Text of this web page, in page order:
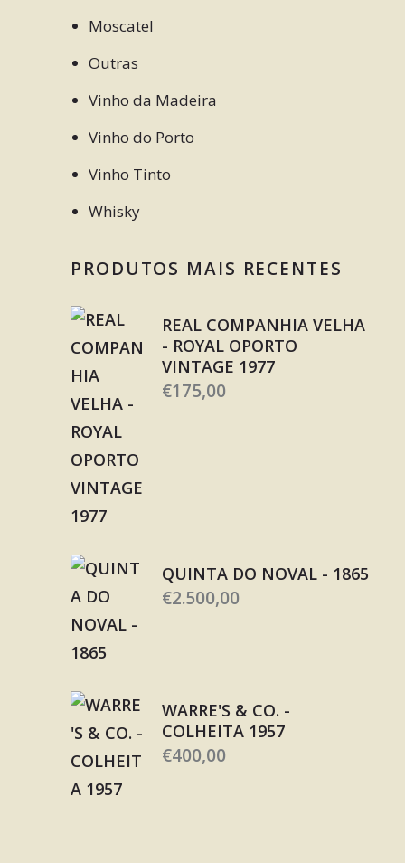
Moscatel
Outras
Vinho da Madeira
Vinho do Porto
Vinho Tinto
Whisky
PRODUTOS MAIS RECENTES
REAL COMPANHIA VELHA
- ROYAL OPORTO
VINTAGE 1977
€175,00
QUINTA DO NOVAL - 1865
€2.500,00
WARRE'S & CO. -
COLHEITA 1957
€400,00